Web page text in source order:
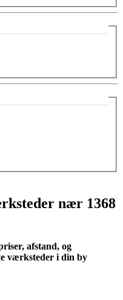
nær 1368
afstand, og
værksteder i din by